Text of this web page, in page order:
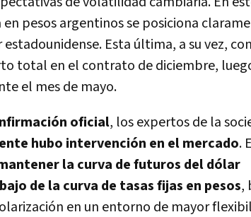
en pesos argentinos se posiciona
Esta última, a su vez,
total en el contrato de diciembre,
el mes de mayo.
oficial, los expertos de la
hubo intervención en el mercado.
la curva de futuros del dólar
de la curva de tasas fijas en pesos,
en un entorno de mayor